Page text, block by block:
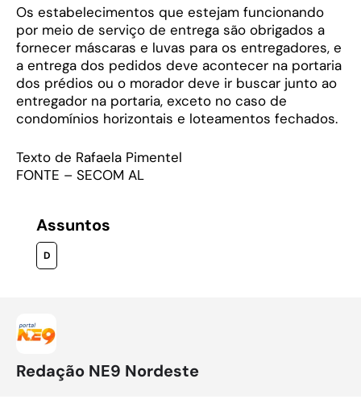
Os estabelecimentos que estejam funcionando
por meio de serviço de entrega são obrigados a
fornecer máscaras e luvas para os entregadores, e
a entrega dos pedidos deve acontecer na portaria
dos prédios ou o morador deve ir buscar junto ao
entregador na portaria, exceto no caso de
condomínios horizontais e loteamentos fechados.
Texto de Rafaela Pimentel
FONTE – SECOM AL
Assuntos
D
Redação NE9 Nordeste